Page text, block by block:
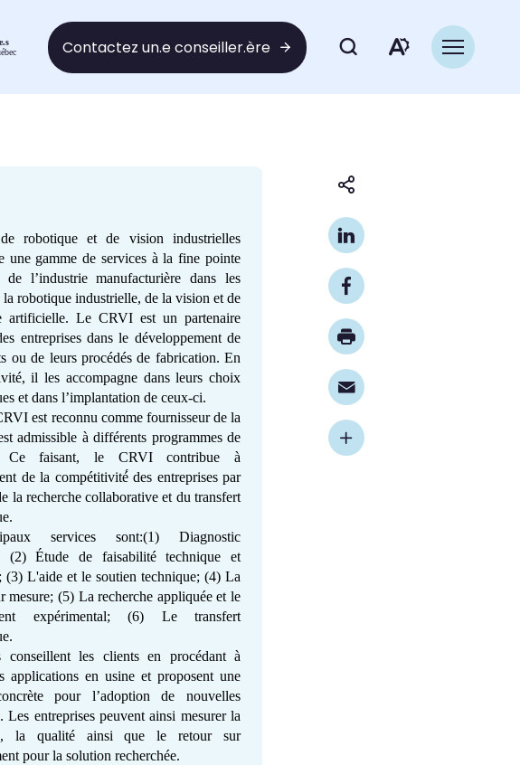
Contactez un.e conseiller.ère
Ouvrir
la
Ouvrir
la
du
robotique et de vision industrielles
une gamme de services à la fine pointe
de l’industrie manufacturière dans les
la robotique industrielle, de la vision et de
artificielle. Le CRVI est un partenaire
entreprises dans le développement de
ou de leurs procédés de fabrication. En
il les accompagne dans leurs choix
et dans l’implantation de ceux-ci.
est reconnu comme fournisseur de la
admissible à différents programmes de
Ce faisant, le CRVI contribue à
de la compétitivité́ des entreprises par
la recherche collaborative et du transfert
services sont:(1) Diagnostic
(2) Étude de faisabilité technique et
(3) L'aide et le soutien technique; (4) La
mesure; (5) La recherche appliquée et le
expérimental; (6) Le transfert
conseillent les clients en procédant à
applications en usine et proposent une
pour l’adoption de nouvelles
Les entreprises peuvent ainsi mesurer la
la qualité ainsi que le retour sur
pour la solution recherchée.
Partager
page